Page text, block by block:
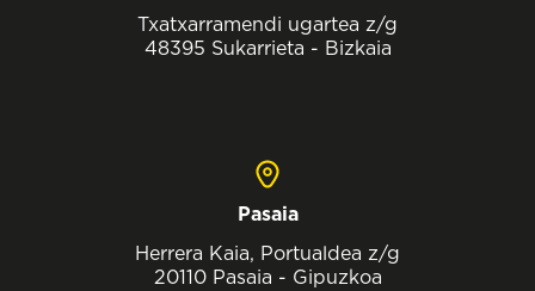
Txatxarramendi ugartea z/g
48395 Sukarrieta - Bizkaia
Pasaia
Herrera Kaia, Portualdea z/g
20110 Pasaia - Gipuzkoa